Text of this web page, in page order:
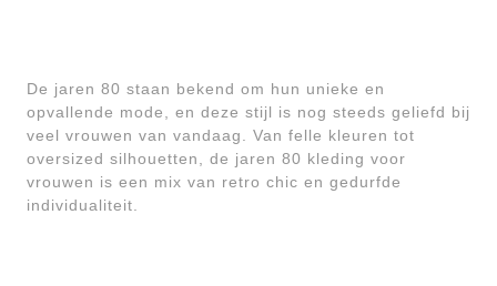
De jaren 80 staan bekend om hun unieke en
opvallende mode, en deze stijl is nog steeds geliefd bij
veel vrouwen van vandaag. Van felle kleuren tot
oversized silhouetten, de jaren 80 kleding voor
vrouwen is een mix van retro chic en gedurfde
individualiteit.